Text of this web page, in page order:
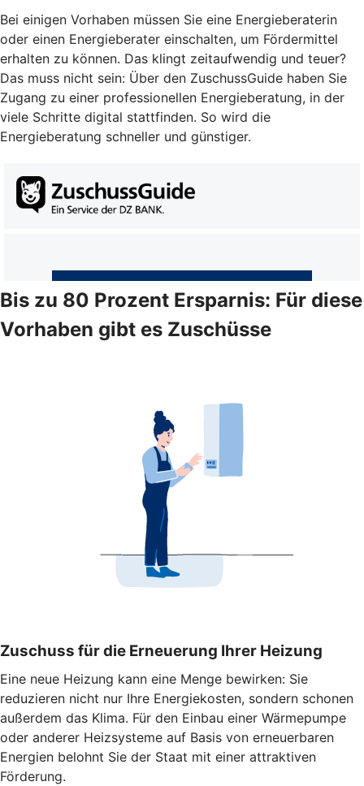
Bei einigen Vorhaben müssen Sie eine Energieberaterin
oder einen Energieberater einschalten, um Fördermittel
erhalten zu können. Das klingt zeitaufwendig und teuer?
Das muss nicht sein: Über den ZuschussGuide haben Sie
Zugang zu einer professionellen Energieberatung, in der
viele Schritte digital stattfinden. So wird die
Energieberatung schneller und günstiger.
Bis zu 80 Prozent Ersparnis: Für diese
Vorhaben gibt es Zuschüsse
Zuschuss für die Erneuerung Ihrer Heizung
Eine neue Heizung kann eine Menge bewirken: Sie
reduzieren nicht nur Ihre Energiekosten, sondern schonen
außerdem das Klima. Für den Einbau einer Wärmepumpe
oder anderer Heizsysteme auf Basis von erneuerbaren
Energien belohnt Sie der Staat mit einer attraktiven
Förderung.